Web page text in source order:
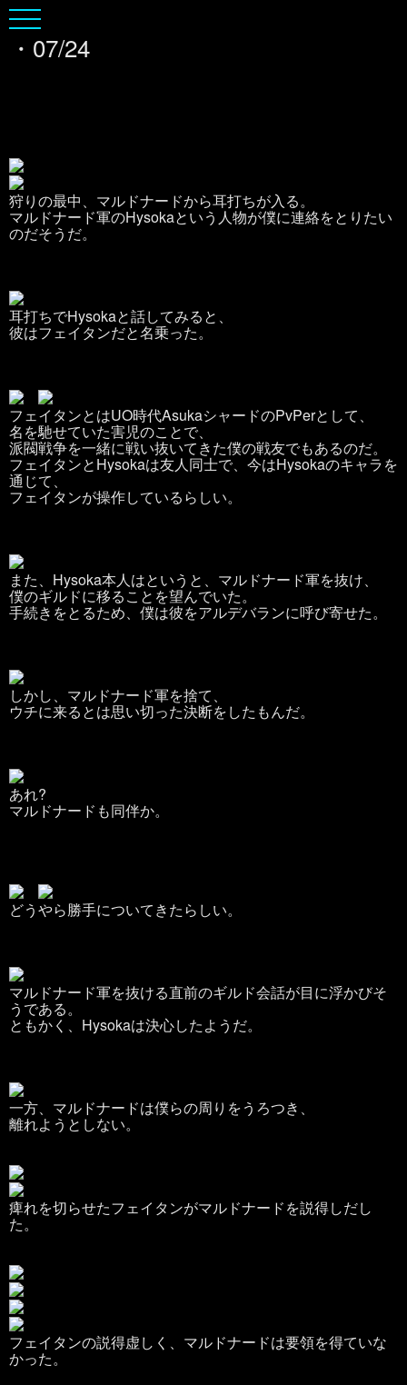
・07/24
狩りの最中、マルドナードから耳打ちが入る。
マルドナード軍のHysokaという人物が僕に連絡をとりたい
のだそうだ。
耳打ちでHysokaと話してみると、
彼はフェイタンだと名乗った。
フェイタンとはUO時代AsukaシャードのPvPerとして、
名を馳せていた害児のことで、
派閥戦争を一緒に戦い抜いてきた僕の戦友でもあるのだ。
フェイタンとHysokaは友人同士で、今はHysokaのキャラを
通じて、
フェイタンが操作しているらしい。
また、Hysoka本人はというと、マルドナード軍を抜け、
僕のギルドに移ることを望んでいた。
手続きをとるため、僕は彼をアルデバランに呼び寄せた。
しかし、マルドナード軍を捨て、
ウチに来るとは思い切った決断をしたもんだ。
あれ?
マルドナードも同伴か。
どうやら勝手についてきたらしい。
マルドナード軍を抜ける直前のギルド会話が目に浮かびそ
うである。
ともかく、Hysokaは決心したようだ。
一方、マルドナードは僕らの周りをうろつき、
離れようとしない。
痺れを切らせたフェイタンがマルドナードを説得しだし
た。
フェイタンの説得虚しく、マルドナードは要領を得ていな
かった。